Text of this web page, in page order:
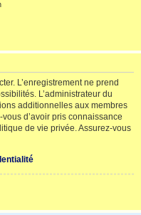
L’enregistrement ne prend
L’administrateur du
additionnelles aux membres
d’avoir pris connaissance
de vie privée. Assurez-vous